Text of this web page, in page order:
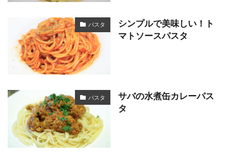
パスタ
シンプルで美味しい！ト
マトソースパスタ
パスタ
サバの水煮缶カレーパス
タ